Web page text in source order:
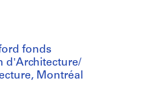
fonds
d'Architecture/
Montréal